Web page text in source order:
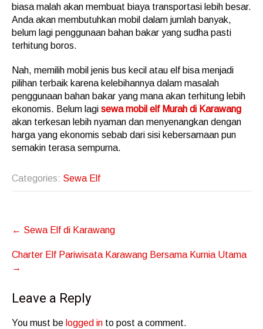
biasa malah akan membuat biaya transportasi lebih besar.
Anda akan membutuhkan mobil dalam jumlah banyak,
belum lagi penggunaan bahan bakar yang sudha pasti
terhitung boros.
Nah, memilih mobil jenis bus kecil atau elf bisa menjadi
pilihan terbaik karena kelebihannya dalam masalah
penggunaan bahan bakar yang mana akan terhitung lebih
ekonomis. Belum lagi sewa mobil elf Murah di Karawang
akan terkesan lebih nyaman dan menyenangkan dengan
harga yang ekonomis sebab dari sisi kebersamaan pun
semakin terasa sempurna.
Categories: Sewa Elf
Post
navigation
← Sewa Elf di Karawang
Charter Elf Pariwisata Karawang Bersama Kurnia Utama
→
Leave a Reply
You must be logged in to post a comment.